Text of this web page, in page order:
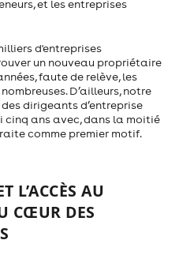
et les entreprises
d'entreprises
un nouveau propriétaire
faute de relève, les
D’ailleurs, notre
dirigeants d’entreprise
cinq ans avec, dans la moitié
comme premier motif.
L’ACCÈS AU
CŒUR DES